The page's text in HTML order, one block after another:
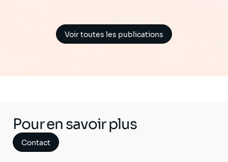
Voir toutes les publications
Pour en savoir plus
Contact